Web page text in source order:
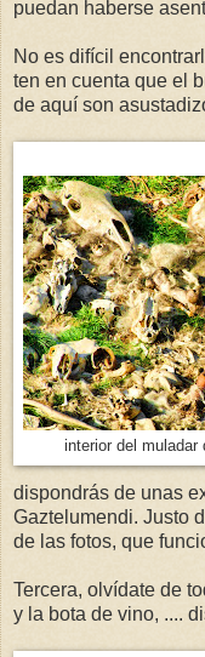
puedan haberse
No es difícil
ten en cuenta que el
de aquí son
interior del muladar
dispondrás de unas
Gaztelumendi. Justo
de las fotos, que
Tercera, olvídate de
y la bota de vino, ....